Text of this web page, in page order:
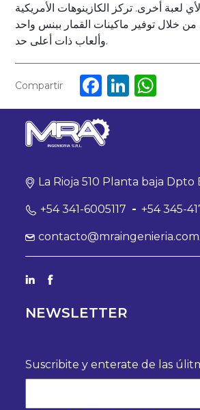
25 دولارًا لأي لعبة أخرى. تركز الكازينوهات الأمريكية
خلال توفير ماكينات القمار ببنس واحد
وألعاب ذات أعلى حد.
Compartir Facebook
La Rioja 510 Planta baja Dpto
+54 341-6005117 - +54 345-
NEWSLETTER
Suscribite y enterate de las